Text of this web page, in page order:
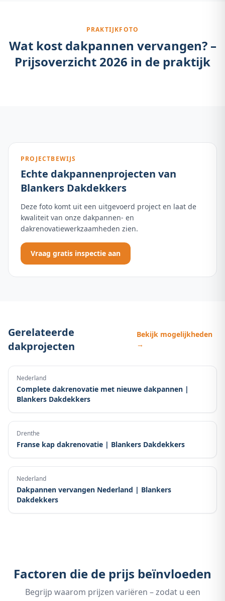
PRAKTIJKFOTO
Wat kost dakpannen vervangen? –
Prijsoverzicht 2026 in de praktijk
PROJECTBEWIJS
Echte dakpannenprojecten van
Blankers Dakdekkers
Deze foto komt uit een uitgevoerd project en laat de
kwaliteit van onze dakpannen- en
dakrenovatiewerkzaamheden zien.
Vraag gratis inspectie aan
Gerelateerde
dakprojecten
Bekijk mogelijkheden
→
Nederland
Complete dakrenovatie met nieuwe dakpannen |
Blankers Dakdekkers
Drenthe
Franse kap dakrenovatie | Blankers Dakdekkers
Nederland
Dakpannen vervangen Nederland | Blankers
Dakdekkers
Factoren die de prijs beïnvloeden
Begrijp waarom prijzen variëren – zodat u een